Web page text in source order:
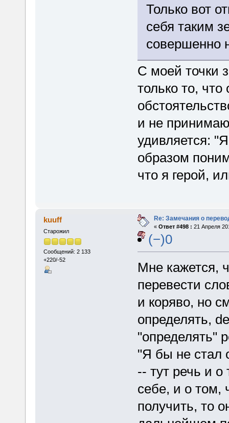
Только вот
себя таким
совершенно
С моей точки
только то, что
и не
удивляется:
образом
что я герой,
kuuff
Старожил
Сообщений: 2 133
+220/-52
Re: Замечания о
« Ответ #498 : 21 Апреля
(−)0
Мне кажется,
перевести
и коряво, но
определять,
"определять"
"Я бы не стал
-- тут речь и о
себе, и о том,
получить, то